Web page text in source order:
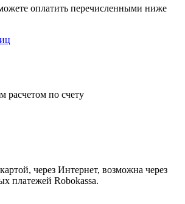
оплатить перечисленными ниже
расчетом по счету
через Интернет, возможна через
платежей Robokassa.